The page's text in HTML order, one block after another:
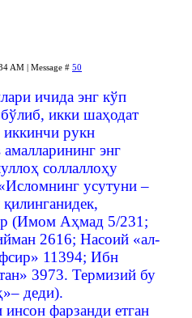
AM | Message # 50
ичида энг кўп
икки шаҳодат
иккинчи рукн
энг
соллаллоҳу
усутуни –
(Имом Аҳмад 5/231;
2616; Насоий «ал-
11394; Ибн
3973. Термизий бу
деди).
фарзанди етган